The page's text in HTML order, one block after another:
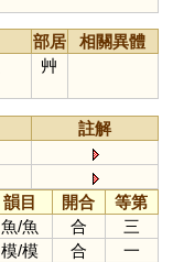
部居
相關異體
艸
註解
韻目 開合
等第
魚/魚 合
三
模/模 合 一